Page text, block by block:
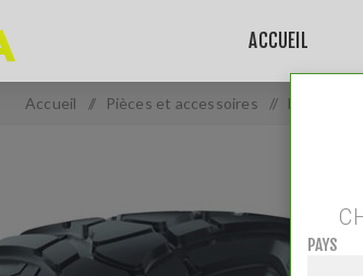
ACCUEIL
Accueil / Pièces et accessoires / Pièces
PAYS